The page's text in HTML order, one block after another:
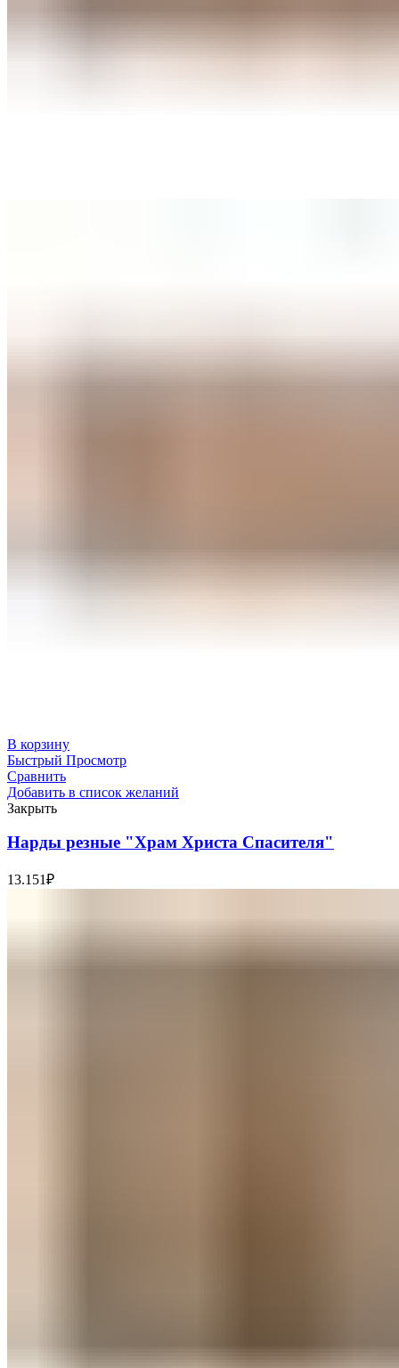
В корзину
Быстрый Просмотр
Сравнить
Добавить в список желаний
Закрыть
Нарды резные "Храм Христа Спасителя"
13.151₽